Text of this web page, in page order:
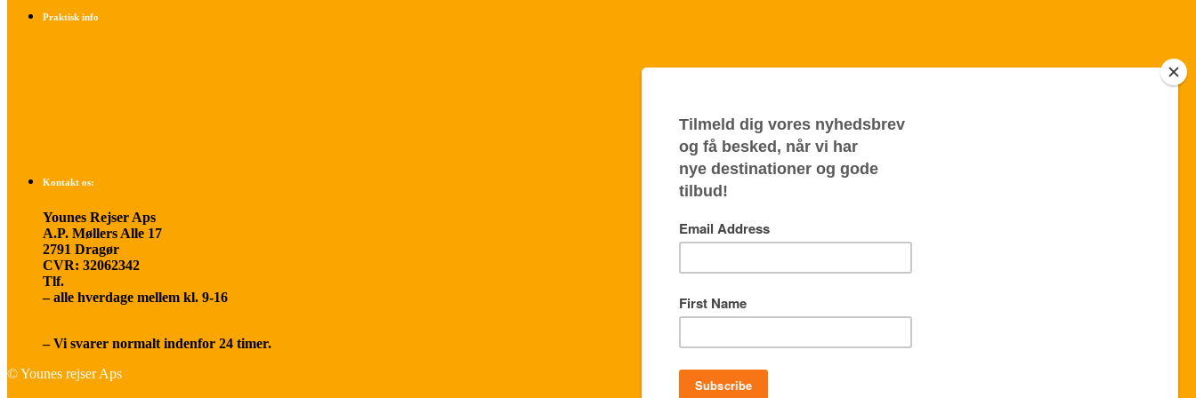
Praktisk info
Kontakt os:
Younes Rejser Aps
A.P. Møllers Alle 17
2791 Dragør
CVR: 32062342
Tlf.
– alle hverdage mellem kl. 9-16
– Vi svarer normalt indenfor 24 timer.
© Younes rejser Aps